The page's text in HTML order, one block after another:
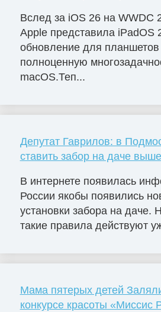
Вслед за iOS 26 на WWDC
Apple представила iPadOS
обновление для
полноценную
macOS.Теп...
Депутат Гаврилов: в
ставить забор на даче
В интернете появилась
России якобы появились
установки забора на даче.
такие правила действуют
Мама пятерых детей
конкурсе красоты «Миссис